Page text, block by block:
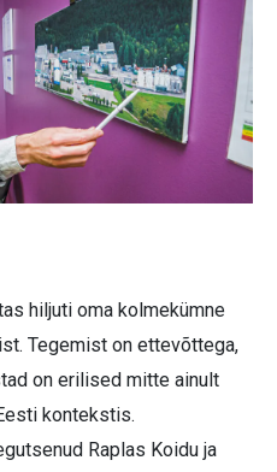
hiljuti oma kolmekümne
Tegemist on ettevõttega,
on erilised mitte ainult
kontekstis.
Raplas Koidu ja